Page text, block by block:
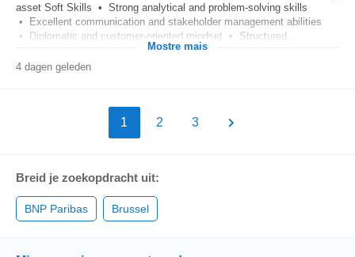
asset Soft Skills • Strong analytical and problem-solving skills
• Excellent communication and stakeholder management abilities
• Diplomatic and customer-oriented mindset • Structured...
Mostre mais
4 dagen geleden
1 2 3
Breid je zoekopdracht uit:
BNP Paribas Brussel